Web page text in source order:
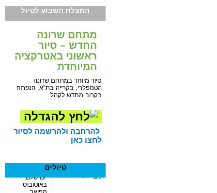
המצלת השבוע לטיול
מתחם שרונה
החדש – סיור
ראשוני באטרקציה
המיוחדת
סיור מיוחד במתחם שרונה
הטמפלרי, בקרייה בת"א, הנפתח
בקרוב מחדש לקהל
להרחבה ולהרשמה לסיור
לחצו כאן
טיולים